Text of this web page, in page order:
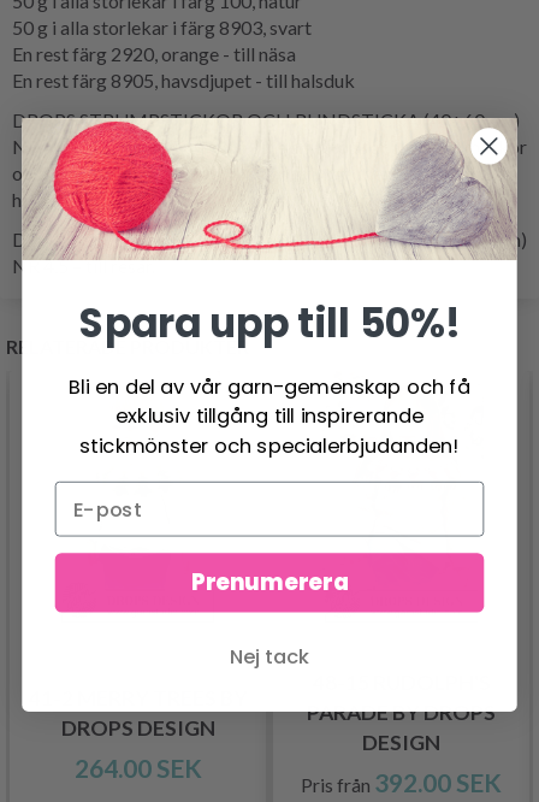
50 g i alla storlekar i färg 8903, svart
En rest färg 2920, orange - till näsa
En rest färg 8905, havsdjupet - till halsduk
DROPS STRUMPSTICKOR OCH RUNDSTICKA (40+60 cm)
NR 5,5 – eller de stickor du måste använda för att få 16 maskor
och 20 varv slätstickning på 10 cm på bredden och 10 cm på
höjden.
DROPS STRUMPSTICKOR OCH RUNDSTICKA (40 + 60 cm)
NR 4,5 – till resår.
RELATERADE PRODUKTER
DROPS DESIGN
264.00 SEK
PARADE BY DROPS
DESIGN
Pris från 392.00 SEK
Spara upp till 50%!
Bli en del av vår garn-gemenskap och få
exklusiv tillgång till inspirerande
stickmönster och specialerbjudanden!
Prenumerera
Nej tack